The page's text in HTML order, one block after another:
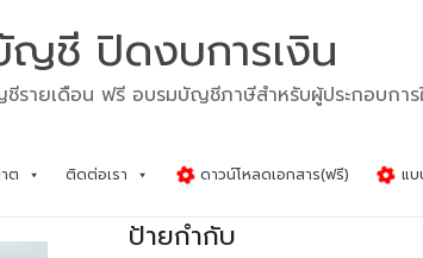
ญชี ปิดงบการเงิน
รายเดือน ฟรี อบรมบัญชีภาษีสำหรับผู้ประกอบการ
ต ติดต่อเรา ดาวน์โหลดเอกสาร(ฟรี) แ
ป้ายกำกับ